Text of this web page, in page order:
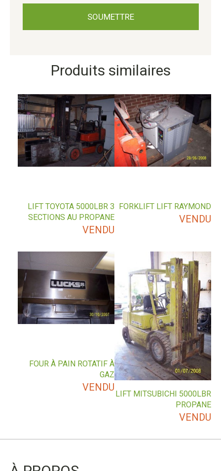
Produits similaires
FORKLIFT LIFT RAYMOND
VENDU
LIFT TOYOTA 5000LBR 3
SECTIONS AU PROPANE
VENDU
LIFT MITSUBICHI 5000LBR
PROPANE
VENDU
FOUR À PAIN ROTATIF À
GAZ
VENDU